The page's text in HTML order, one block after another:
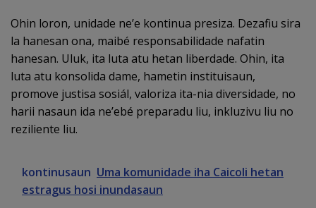
Ohin loron, unidade ne’e kontinua presiza. Dezafiu sira
la hanesan ona, maibé responsabilidade nafatin
hanesan. Uluk, ita luta atu hetan liberdade. Ohin, ita
luta atu konsolida dame, hametin instituisaun,
promove justisa sosiál, valoriza ita-nia diversidade, no
harii nasaun ida ne’ebé preparadu liu, inkluzivu liu no
reziliente liu.
kontinusaun Uma komunidade iha Caicoli hetan
estragus hosi inundasaun